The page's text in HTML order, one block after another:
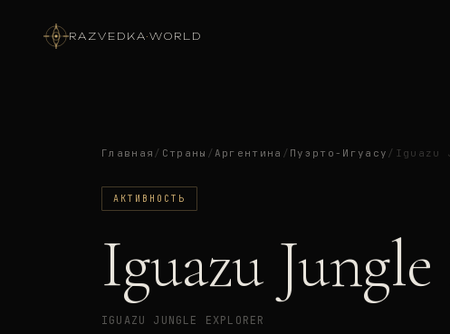
RAZVEDKA·WORLD
Главная / Страны /Аргентина / Пуэрто-Игуасу / Iguazu
АКТИВНОСТЬ
Iguazu
IGUAZU JUNGLE EXPLORER